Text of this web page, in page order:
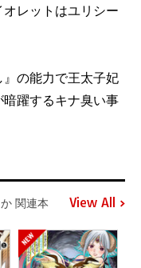
レットはユリシー
の能力で王太子妃
躍するキナ臭い事
関連本 View All